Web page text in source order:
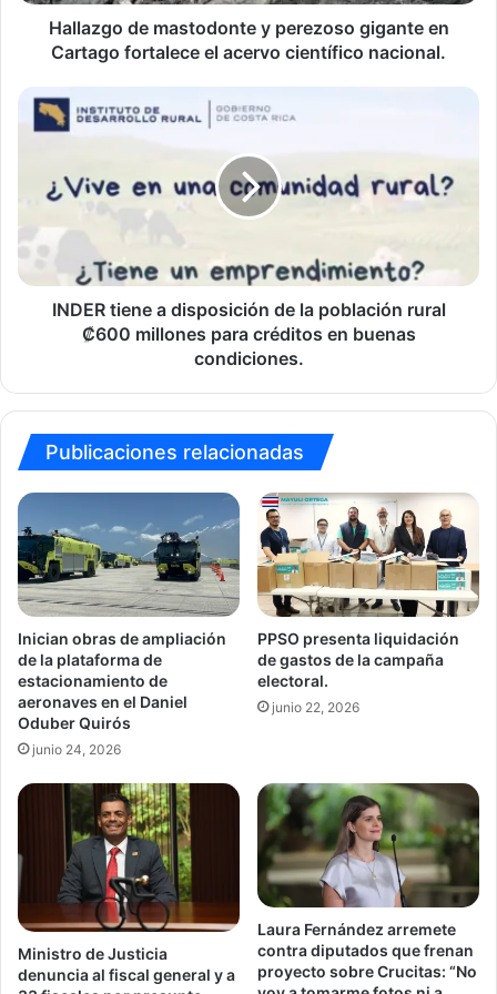
acervo
nacional.
Hallazgo de mastodonte y perezoso gigante en
Cartago fortalece el acervo científico nacional.
INDER
tiene
población
rural
₡600
millones
buenas
INDER tiene a disposición de la población rural
₡600 millones para créditos en buenas
condiciones.
Publicaciones relacionadas
Inician obras de ampliación
de la plataforma de
estacionamiento de
aeronaves en el Daniel
Oduber Quirós
junio 24, 2026
PPSO presenta liquidación
de gastos de la campaña
electoral.
junio 22, 2026
Ministro de Justicia
denuncia al fiscal general y a
Laura Fernández arremete
contra diputados que frenan
proyecto sobre Crucitas: “No